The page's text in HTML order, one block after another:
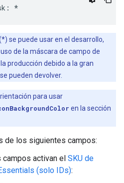
: *
se puede usar en el desarrollo,
de la máscara de campo de
producción debido a la gran
pueden devolver.
para usar
en la sección
de los siguientes campos:
activan el SKU de
(solo IDs):